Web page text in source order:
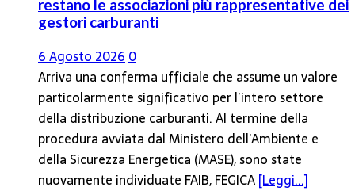
restano le associazioni più rappresentative dei
gestori carburanti
6 Agosto 2026 0
Arriva una conferma ufficiale che assume un valore
particolarmente significativo per l’intero settore
della distribuzione carburanti. Al termine della
procedura avviata dal Ministero dell’Ambiente e
della Sicurezza Energetica (MASE), sono state
nuovamente individuate FAIB, FEGICA[Leggi...]